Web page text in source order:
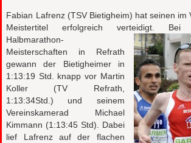
Fabian Lafrenz (TSV Bietigheim) hat seinen im
Meistertitel erfolgreich verteidigt. Bei
Halbmarathon-
Meisterschaften in Refrath
gewann der Bietigheimer in
1:13:19 Std. knapp vor Martin
Koller (TV Refrath,
1:13:34Std.) und seinem
Vereinskamerad Michael
Kimmann (1:13:45 Std). Dabei
lief Lafrenz auf der flachen